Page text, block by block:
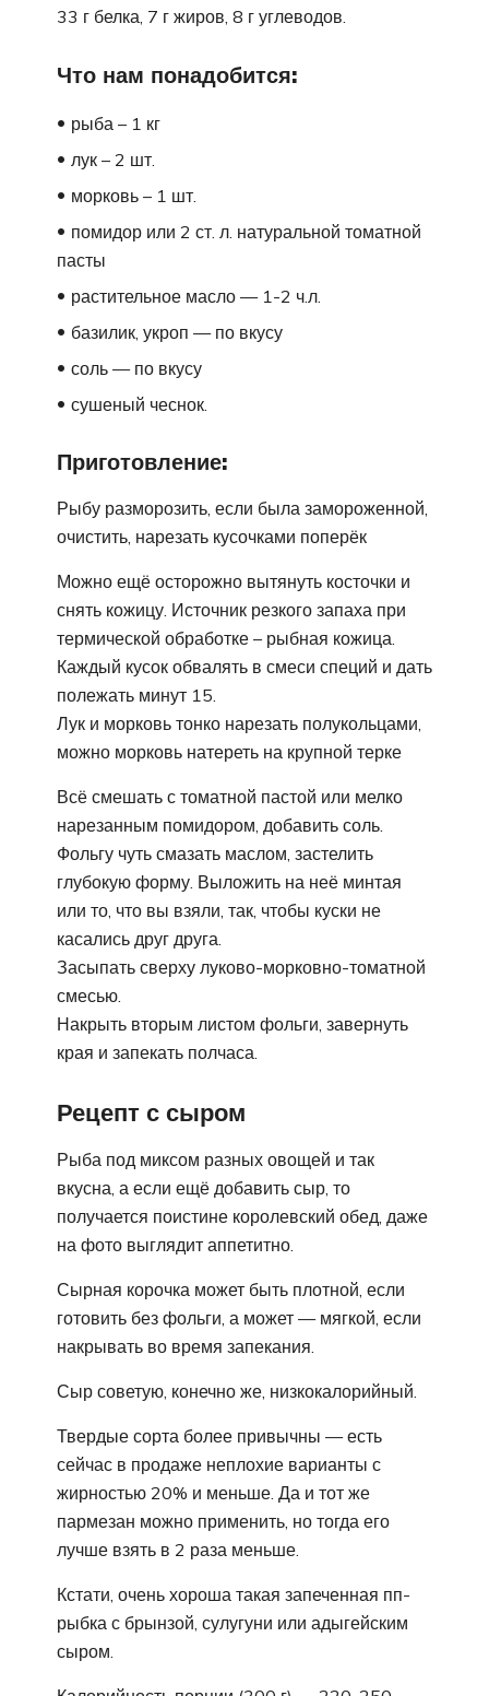
33 г белка, 7 г жиров, 8 г углеводов.
Что нам понадобится:
рыба – 1 кг
лук – 2 шт.
морковь – 1 шт.
помидор или 2 ст. л. натуральной томатной
пасты
растительное масло — 1-2 ч.л.
базилик, укроп — по вкусу
соль — по вкусу
сушеный чеснок.
Приготовление:
Рыбу разморозить, если была замороженной,
очистить, нарезать кусочками поперёк
Можно ещё осторожно вытянуть косточки и
снять кожицу. Источник резкого запаха при
термической обработке – рыбная кожица.
Каждый кусок обвалять в смеси специй и дать
полежать минут 15.
Лук и морковь тонко нарезать полукольцами,
можно морковь натереть на крупной терке
Всё смешать с томатной пастой или мелко
нарезанным помидором, добавить соль.
Фольгу чуть смазать маслом, застелить
глубокую форму. Выложить на неё минтая
или то, что вы взяли, так, чтобы куски не
касались друг друга.
Засыпать сверху луково-морковно-томатной
смесью.
Накрыть вторым листом фольги, завернуть
края и запекать полчаса.
Рецепт с сыром
Рыба под миксом разных овощей и так
вкусна, а если ещё добавить сыр, то
получается поистине королевский обед, даже
на фото выглядит аппетитно.
Сырная корочка может быть плотной, если
готовить без фольги, а может — мягкой, если
накрывать во время запекания.
Сыр советую, конечно же, низкокалорийный.
Твердые сорта более привычны — есть
сейчас в продаже неплохие варианты с
жирностью 20% и меньше. Да и тот же
пармезан можно применить, но тогда его
лучше взять в 2 раза меньше.
Кстати, очень хороша такая запеченная пп-
рыбка с брынзой, сулугуни или адыгейским
сыром.